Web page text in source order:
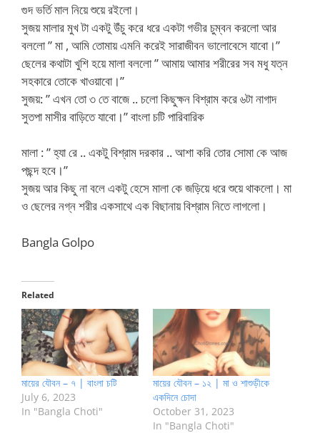
গুদ ভর্তি মাল নিয়ে শুয়ে রইলো।
সুজয় মালার মুখ টা একটু উঁচু করে ধরে একটা গভীর চুম্বন করলো আর
বললো ” মা , আমি তোমায় এমনি করেই সারাজীবন ভালোবেসে যাবো।”
ছেলের কথাটা খুশি হয়ে মালা বললো ” আমায় আমার শরীরের সব মধু যত্ন
সহকারে তোকে খাওয়াবো।”
সুজয়: ” এখন তো ৩ তে বাজে .. চলো কিছুক্ষন বিশ্রাম করে ৬টা নাগাদ
সুতপা মাসীর বাড়িতে যাবো।” বাংলা চটি পারিবারিক
মালা : ” হ্যা রে .. একটু বিশ্রাম দরকার .. আশা করি তোর সোমা কে আজ
পছন্দ হবে।”
সুজয় আর কিছু না বলে একটু হেসে মালা কে জড়িয়ে ধরে শুয়ে থাকলো। মা
ও ছেলের নগ্ন শরীর একসাথে এক বিছানায় বিশ্রাম নিতে লাগলো।
Bangla Golpo
Related
মায়ের যৌবন – ৭ | বাংলা চটি
July 6, 2023
In "Bangla Choti"
মায়ের যৌবন – ১২ | মা ও শাশুড়ীকে
একদিনে চোদা
October 31, 2023
In "Bangla Choti"